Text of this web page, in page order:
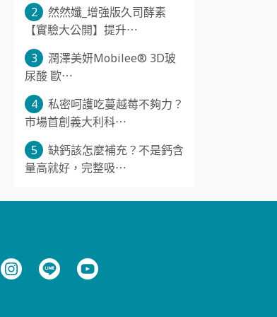
2
然然孅_增強版久司酵素
【實驗大公開】提升⋯
3
潤澤美妍Mobilee® 3D玻
尿酸 歐⋯
4
私密呵護吃蔓越莓不夠力？
市場首創義大利科⋯
5
缺鈣該怎麼補充？不是鈣含
量高就好，完整吸⋯